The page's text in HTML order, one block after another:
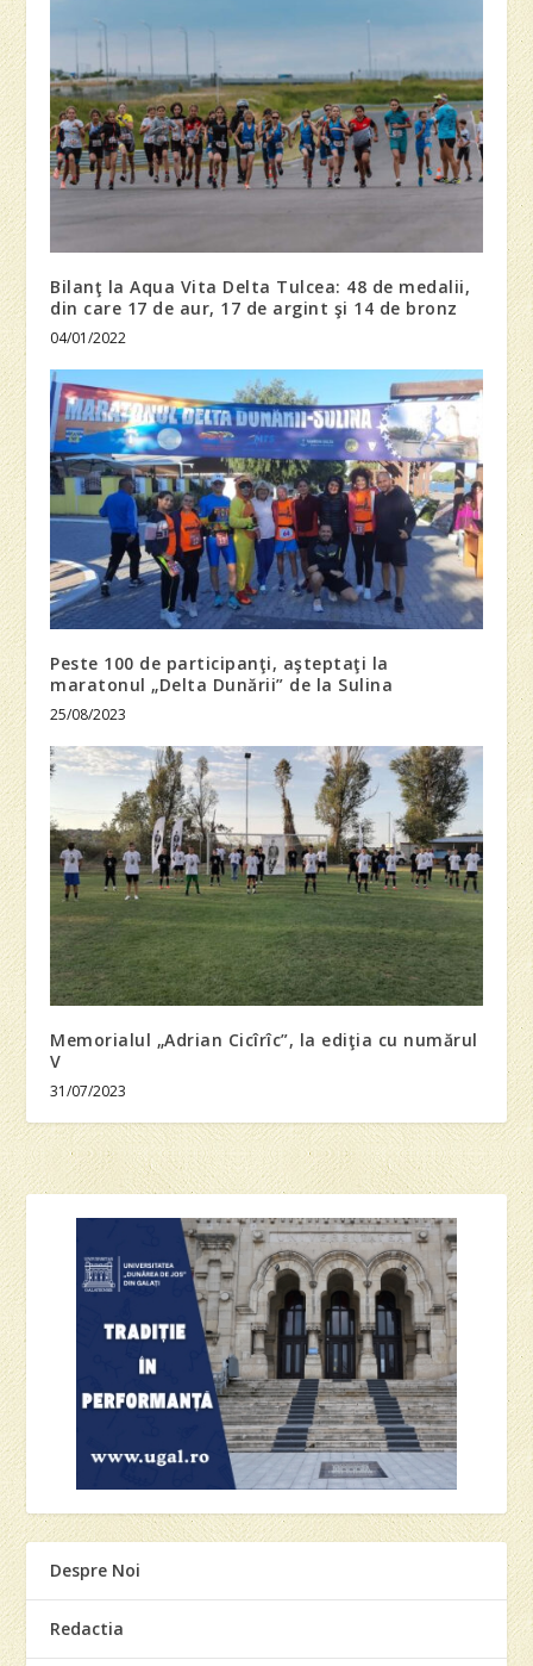
Bilanţ la Aqua Vita Delta Tulcea: 48 de medalii,
din care 17 de aur, 17 de argint şi 14 de bronz
04/01/2022
Peste 100 de participanţi, aşteptaţi la
maratonul „Delta Dunării” de la Sulina
25/08/2023
Memorialul „Adrian Cicîrîc”, la ediţia cu numărul
V
31/07/2023
Despre Noi
Redactia